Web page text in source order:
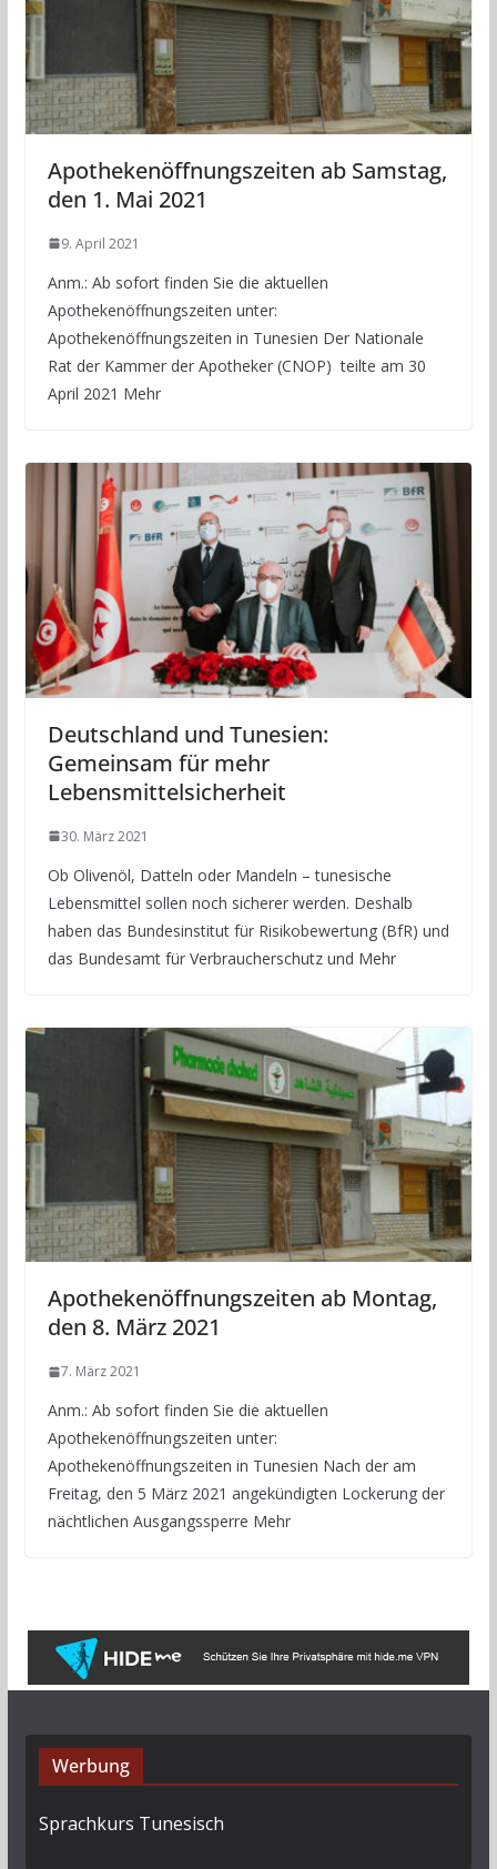
Apothekenöffnungszeiten ab Samstag,
den 1. Mai 2021
9. April 2021
Anm.: Ab sofort finden Sie die aktuellen
Apothekenöffnungszeiten unter:
Apothekenöffnungszeiten in Tunesien Der Nationale
Rat der Kammer der Apotheker (CNOP) teilte am 30
April 2021 Mehr
Deutschland und Tunesien:
Gemeinsam für mehr
Lebensmittelsicherheit
30. März 2021
Ob Olivenöl, Datteln oder Mandeln – tunesische
Lebensmittel sollen noch sicherer werden. Deshalb
haben das Bundesinstitut für Risikobewertung (BfR) und
das Bundesamt für Verbraucherschutz und Mehr
Apothekenöffnungszeiten ab Montag,
den 8. März 2021
7. März 2021
Anm.: Ab sofort finden Sie die aktuellen
Apothekenöffnungszeiten unter:
Apothekenöffnungszeiten in Tunesien Nach der am
Freitag, den 5 März 2021 angekündigten Lockerung der
nächtlichen Ausgangssperre Mehr
Werbung
Sprachkurs Tunesisch